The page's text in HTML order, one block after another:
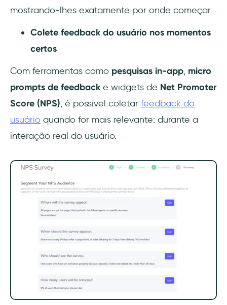
mostrando-lhes exatamente por onde começar.
Colete feedback do usuário nos momentos
certos
Com ferramentas como pesquisas in-app, micro
prompts de feedback e widgets de Net Promoter
Score (NPS), é possível coletar feedback do
usuário quando for mais relevante: durante a
interação real do usuário.